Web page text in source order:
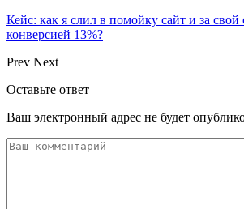
Кейс: как я слил в помойку сайт и за свой
конверсией 13%?
Prev Next
Оставьте ответ
Ваш электронный адрес не будет